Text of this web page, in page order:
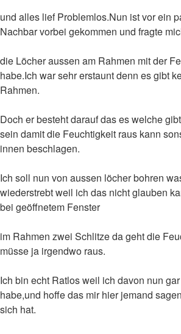
und alles lief Problemlos.Nun ist vor ein
Nachbar vorbei gekommen und fragte
die Löcher aussen am Rahmen mit der
habe.Ich war sehr erstaunt denn es gibt
Rahmen.
Doch er besteht darauf das es welche
sein damit die Feuchtigkeit raus kann
innen beschlagen.
Ich soll nun von aussen löcher bohren
wiederstrebt weil ich das nicht glauben
bei geöffnetem Fenster
im Rahmen zwei Schlitze da geht die
müsse ja irgendwo raus.
Ich bin echt Ratlos weil ich davon nun
habe,und hoffe das mir hier jemand
sich hat.